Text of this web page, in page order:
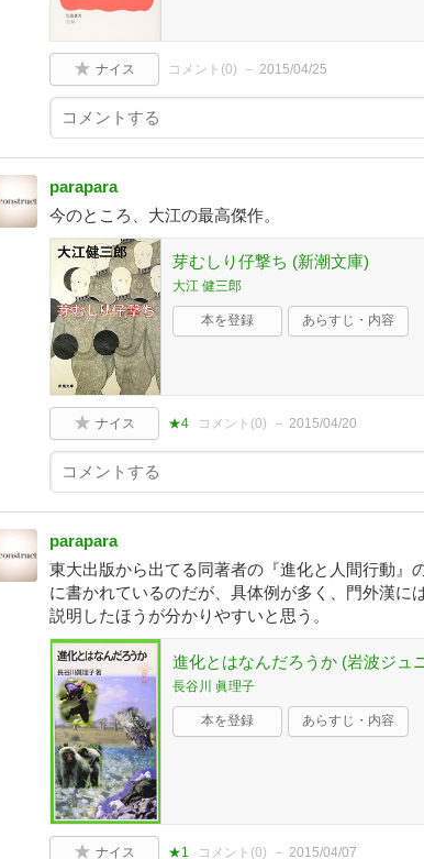
ナイス コメント(0) 2015/04/25
parapara
今のところ、大江の最高傑作。
芽むしり仔撃ち (新潮文庫)
大江 健三郎
本を登録 あらすじ・内容
ナイス ★4 コメント(0) 2015/04/20
parapara
東大出版から出てる同著者の『進化と人間行動』
に書かれているのだが、具体例が多く、門外漢に
説明したほうが分かりやすいと思う。
進化とはなんだろうか (岩波ジュ
長谷川 眞理子
本を登録 あらすじ・内容
ナイス ★1 コメント(0) 2015/04/07